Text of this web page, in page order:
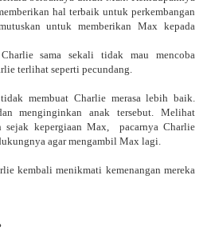
hal terbaik untuk perkembangan
untuk memberikan Max kepada
sama sekali tidak mau mencoba
terlihat seperti pecundang.
membuat Charlie merasa lebih baik.
menginginkan anak tersebut. Melihat
sejak kepergiaan Max, pacarnya Charlie
agar mengambil Max lagi.
kembali menikmati kemenangan mereka